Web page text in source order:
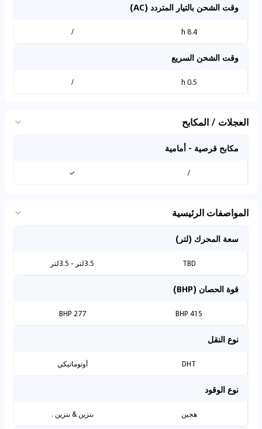
وقت الشحن بالتيار المتردد (AC)
8.4 h
/
وقت الشحن السريع
0.5 h
/
العجلات / المكابح
مكابح قرصية - أمامية
/
✓
المواصفات الرئيسية
سعة المحرك (لتر)
TBD 3.5لتر - 3.5لتر
قوة الحصان (BHP)
415 BHP
277 BHP
نوع النقل
DHT أوتوماتيكي
نوع الوقود
هجين بنزين & بنزين .